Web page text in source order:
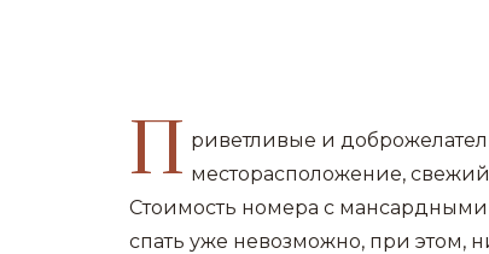
П риветливые и
месторасположение,
Стоимость номера с мансардными
спать уже невозможно, при этом,